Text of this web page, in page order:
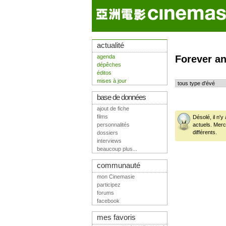
Forever
Désolé, il n'y
actuels.
différents.
actualité
agenda
dépêches
éditos
mises à jour
base de données
ajout de fiche
films
personnalités
dossiers
interviews
beaucoup plus...
communauté
mon Cinemasie
participez
forums
facebook
mes favoris